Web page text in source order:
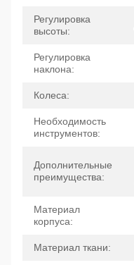
Регулировка
высоты:
Регулировка
наклона:
Колеса:
Необходимость
инструментов:
Дополнительные
преимущества:
Материал
корпуса:
Материал ткани: